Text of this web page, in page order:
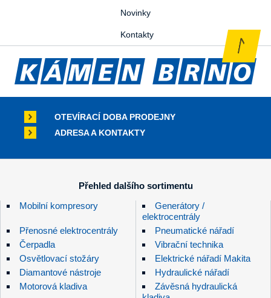
Novinky
Kontakty
OTEVÍRACÍ DOBA PRODEJNY
ADRESA A KONTAKTY
Přehled dalšího sortimentu
Mobilní kompresory
Generátory /
elektrocentrály
Přenosné elektrocentrály
Pneumatické nářadí
Čerpadla
Vibrační technika
Osvětlovací stožáry
Elektrické nářadí Makita
Diamantové nástroje
Hydraulické nářadí
Motorová kladiva
Závěsná hydraulická